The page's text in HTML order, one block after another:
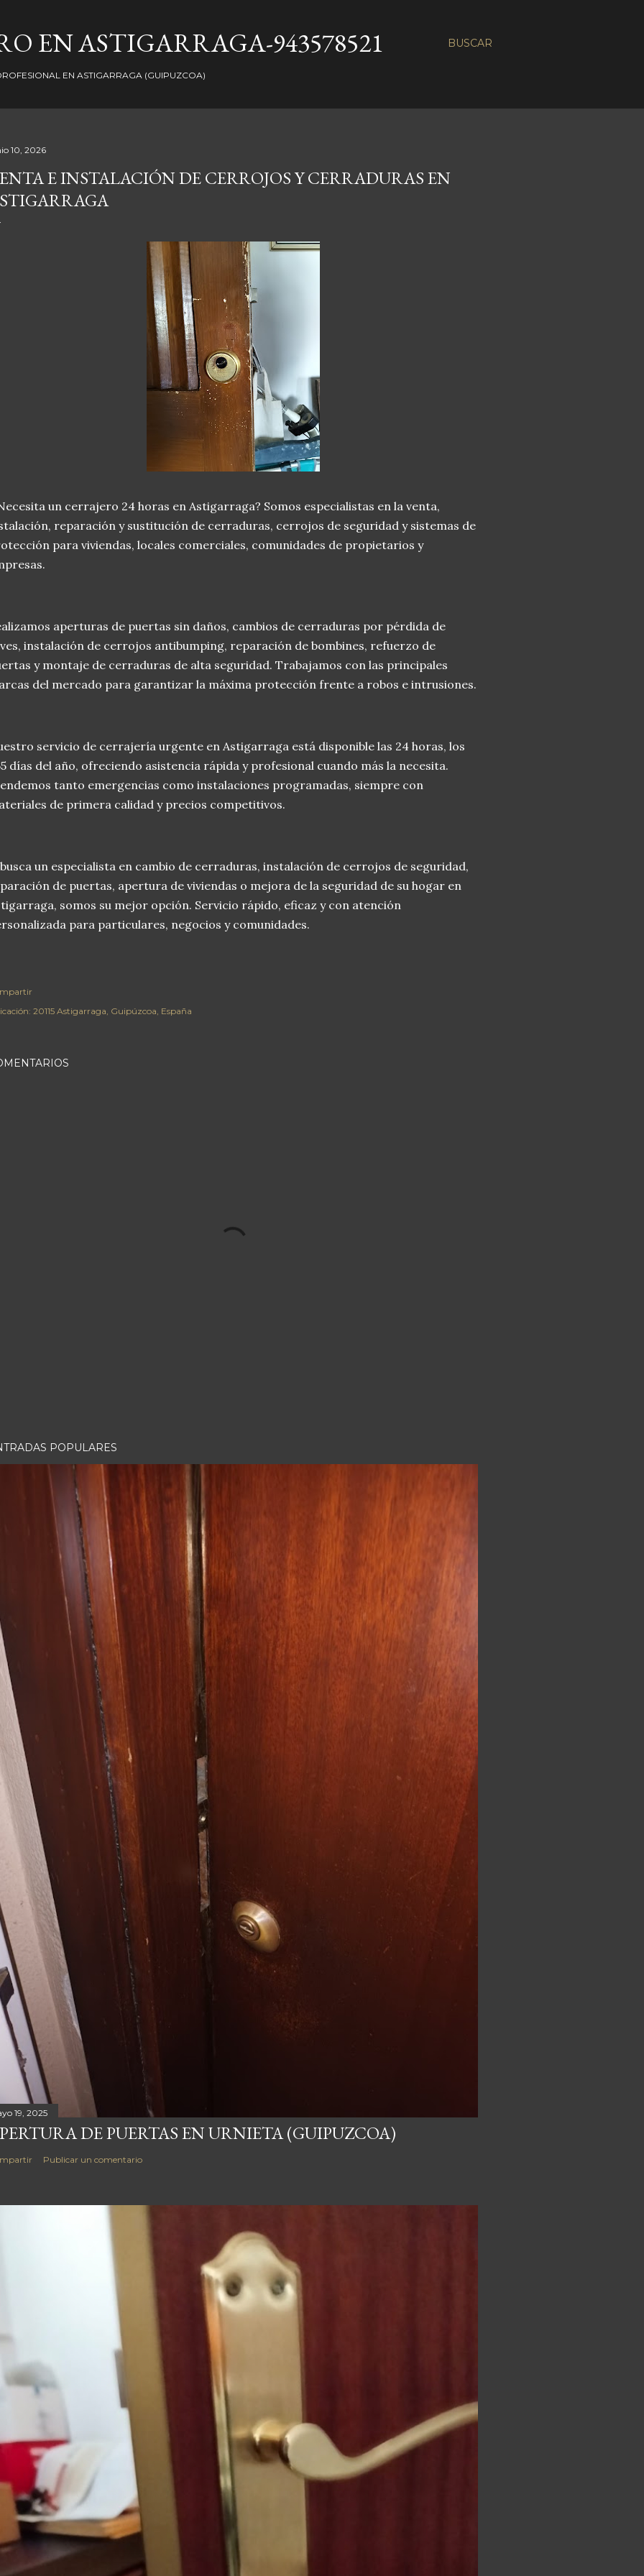
BUSCAR
EN ASTIGARRAGA-943578521
EN ASTIGARRAGA (GUIPUZCOA)
10, 2026
E INSTALACIÓN DE CERROJOS Y CERRADURAS EN
un cerrajero 24 horas en Astigarraga? Somos especialistas en la venta,
reparación y sustitución de cerraduras, cerrojos de seguridad y sistemas de
para viviendas, locales comerciales, comunidades de propietarios y
aperturas de puertas sin daños, cambios de cerraduras por pérdida de
instalación de cerrojos antibumping, reparación de bombines, refuerzo de
y montaje de cerraduras de alta seguridad. Trabajamos con las principales
del mercado para garantizar la máxima protección frente a robos e intrusiones.
servicio de cerrajería urgente en Astigarraga está disponible las 24 horas, los
días del año, ofreciendo asistencia rápida y profesional cuando más la necesita.
tanto emergencias como instalaciones programadas, siempre con
de primera calidad y precios competitivos.
un especialista en cambio de cerraduras, instalación de cerrojos de seguridad,
de puertas, apertura de viviendas o mejora de la seguridad de su hogar en
somos su mejor opción. Servicio rápido, eficaz y con atención
para particulares, negocios y comunidades.
20115 Astigarraga, Guipúzcoa, España
POPULARES
19, 2025
DE PUERTAS EN URNIETA (GUIPUZCOA)
Publicar un comentario